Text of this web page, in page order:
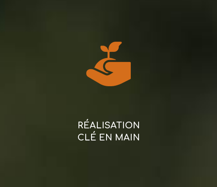
RÉALISATION
CLÉ EN MAIN